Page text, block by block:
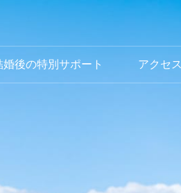
婚後の特別サポート アクセス